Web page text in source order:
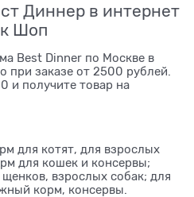
Диннер в интернет
Шоп
Best Dinner по Москве в
при заказе от 2500 рублей.
и получите товар на
для котят, для взрослых
для кошек и консервы;
взрослых собак; для
корм, консервы.